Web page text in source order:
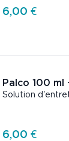
6,00 €
Palco 100 ml
Solution
6,00 €